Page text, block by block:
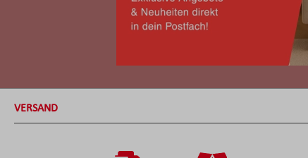
VERSAND